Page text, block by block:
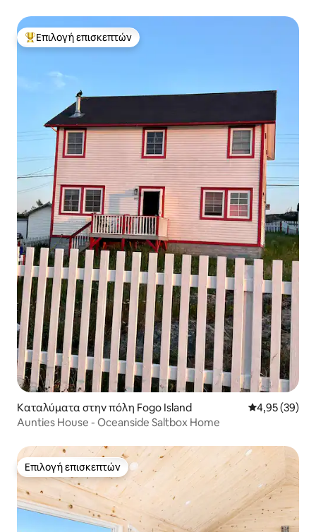
Κορυφαία επιλογή επισκεπτών
Επιλογή επισκεπτών
Καταλύματα στην πόλη Fogo Island Μέση
4,95 (39)
Aunties House - Oceanside Saltbox Home
Επιλογή επισκεπτών
Επιλογή επισκεπτών